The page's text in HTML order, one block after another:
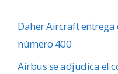
Daher Aircraft
número 400
Airbus se adjudica el